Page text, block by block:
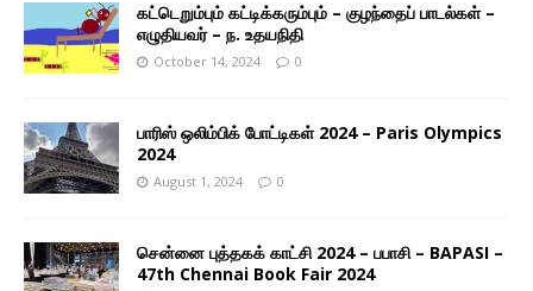
கட்டெறும்பும் கட்டிக்கரும்பும் – குழந்தைப் பாடல்கள் –
எழுதியவர் – ந. உதயநிதி
October 14, 2024 0
பாரிஸ் ஒலிம்பிக் போட்டிகள் 2024 – Paris Olympics
2024
August 1, 2024 0
சென்னை புத்தகக் காட்சி 2024 – பபாசி – BAPASI –
47th Chennai Book Fair 2024